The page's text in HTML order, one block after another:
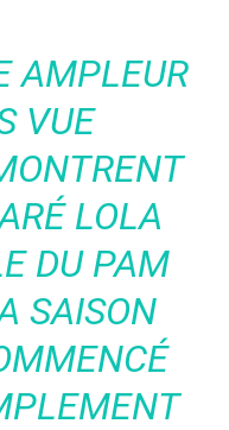
AMPLEUR
VUE
LOLA
DU PAM
SAISON